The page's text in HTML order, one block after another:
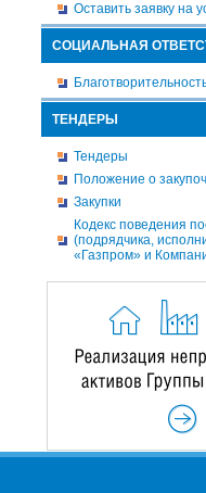
Оставить заявку на
СОЦИАЛЬНАЯ
ТЕНДЕРЫ
Тендеры
Положение о
Закупки
Кодекс поведения
(подрядчика,
«Газпром» и